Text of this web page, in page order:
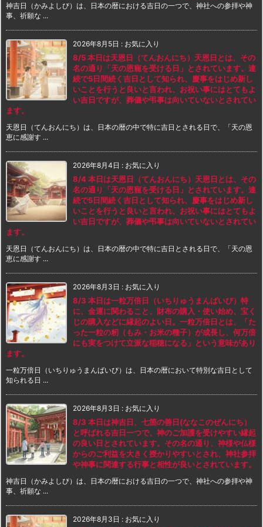
神吉日（かみよしび）は、日本の暦における吉日の一つで、神社への参拝や神
事、祈願な ...
2026年8月5日 : お気に入り
8/5 本日は天恩日（てんおんにち）天恩日とは、その
名の通り「天の恩寵を受ける日」とされています。連
続で5日間続く吉日として知られ、慶事をはじめ新し
いことを行うと良いと言われ、お祝い事にはとてもよ
い吉日ですが、葬儀や弔事は向いていないとされてい
ます。
天恩日（てんおんにち）は、日本の暦の中で特に吉日とされる日で、「天の恩
恵に感謝す ...
2026年8月4日 : お気に入り
8/4 本日は天恩日（てんおんにち）天恩日とは、その
名の通り「天の恩寵を受ける日」とされています。連
続で5日間続く吉日として知られ、慶事をはじめ新し
いことを行うと良いと言われ、お祝い事にはとてもよ
い吉日ですが、葬儀や弔事は向いていないとされてい
ます。
天恩日（てんおんにち）は、日本の暦の中で特に吉日とされる日で、「天の恩
恵に感謝す ...
2026年8月3日 : お気に入り
8/3 本日は一粒万倍日（いちりゅうまんばいび）特
に、金運に関わること、財布の購入・使い始め、宝く
じの購入などに縁起のよい日。一粒万倍日とは、「た
った一粒の籾（もみ・お米の種子）が成長し、何万倍
にも実をつけて立派な稲穂になる」という意味があり
ます。
一粒万倍日（いちりゅうまんばいび）は、日本の暦において特別な吉日として
知られる日 ...
2026年8月3日 : お気に入り
8/3 本日は神吉日、七箇の善日(ななこのぜんにち）
と呼ばれる吉日一つで、神のご加護を受けやすい縁起
の良い日とされています。その名の通り、神様や仏様
からのご利益を大きく授かりやすいとされ、神社参拝
や神事に関連する行事と相性が良いとされています。
神吉日（かみよしび）は、日本の暦における吉日の一つで、神社への参拝や神
事、祈願な ...
2026年8月3日 : お気に入り